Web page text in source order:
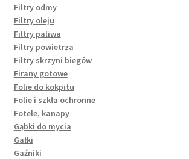
Filtry odmy
Filtry oleju
Filtry paliwa
Filtry powietrza
Filtry skrzyni biegów
Firany gotowe
Folie do kokpitu
Folie i szkła ochronne
Fotele, kanapy
Gąbki do mycia
Gałki
Gaźniki